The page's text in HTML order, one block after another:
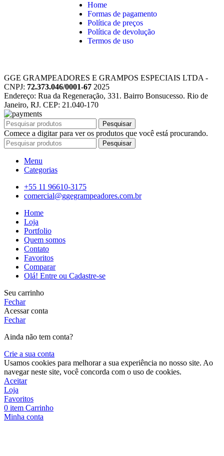
Home
Formas de pagamento
Política de preços
Política de devolução
Termos de uso
GGE GRAMPEADORES E GRAMPOS ESPECIAIS LTDA -
CNPJ: 72.373.046/0001-67 2025
Endereço: Rua da Regeneração, 331. Bairro Bonsucesso. Rio de
Janeiro, RJ. CEP: 21.040-170
Pesquisar
Comece a digitar para ver os produtos que você está procurando.
Pesquisar
Menu
Categorias
+55 11 96610-3175
comercial@ggegrampeadores.com.br
Home
Loja
Portfolio
Quem somos
Contato
Favoritos
Comparar
Olá! Entre ou Cadastre-se
Seu carrinho
Fechar
Acessar conta
Fechar
Ainda não tem conta?
Crie a sua conta
Usamos cookies para melhorar a sua experiência no nosso site. Ao
navegar neste site, você concorda com o uso de cookies.
Aceitar
Loja
Favoritos
0 item Carrinho
Minha conta